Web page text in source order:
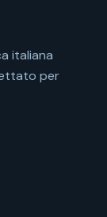
italiana
per